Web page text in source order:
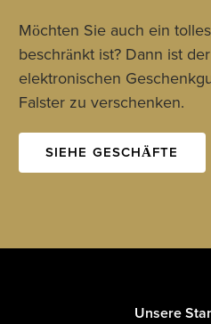
Möchten Sie auch ein
beschränkt ist? Dann ist
elektronischen
Falster zu verschenken.
SIEHE GESCHÄFTE
Unsere